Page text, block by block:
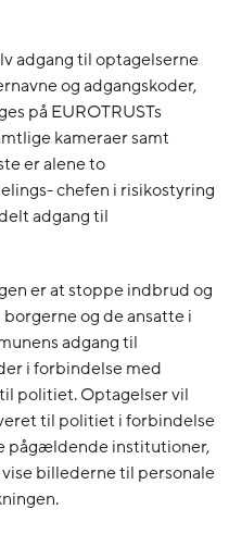
adgang til optagelserne
og adgangskoder,
på EUROTRUSTs
kameraer samt
er alene to
chefen i risikostyring
adgang til
er at stoppe indbrud og
og de ansatte i
adgang til
i forbindelse med
politiet. Optagelser vil
til politiet i forbindelse
pågældende institutioner,
billederne til personale